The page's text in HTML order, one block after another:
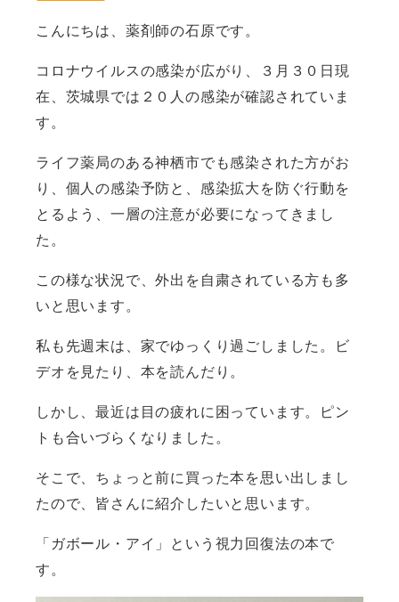
こんにちは、薬剤師の石原です。
コロナウイルスの感染が広がり、３月３０日現
在、茨城県では２０人の感染が確認されていま
す。
ライフ薬局のある神栖市でも感染された方がお
り、個人の感染予防と、感染拡大を防ぐ行動を
とるよう、一層の注意が必要になってきまし
た。
この様な状況で、外出を自粛されている方も多
いと思います。
私も先週末は、家でゆっくり過ごしました。ビ
デオを見たり、本を読んだり。
しかし、最近は目の疲れに困っています。ピン
トも合いづらくなりました。
そこで、ちょっと前に買った本を思い出しまし
たので、皆さんに紹介したいと思います。
「ガボール・アイ」という視力回復法の本で
す。